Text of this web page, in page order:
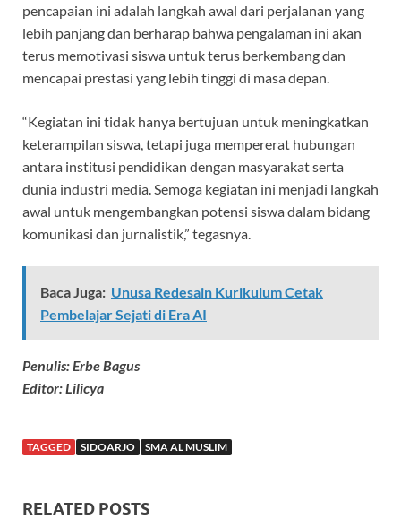
pencapaian ini adalah langkah awal dari perjalanan yang
lebih panjang dan berharap bahwa pengalaman ini akan
terus memotivasi siswa untuk terus berkembang dan
mencapai prestasi yang lebih tinggi di masa depan.
“Kegiatan ini tidak hanya bertujuan untuk meningkatkan
keterampilan siswa, tetapi juga mempererat hubungan
antara institusi pendidikan dengan masyarakat serta
dunia industri media. Semoga kegiatan ini menjadi langkah
awal untuk mengembangkan potensi siswa dalam bidang
komunikasi dan jurnalistik,” tegasnya.
Baca Juga: Unusa Redesain Kurikulum Cetak
Pembelajar Sejati di Era AI
Penulis: Erbe Bagus
Editor: Lilicya
TAGGED SIDOARJO SMA AL MUSLIM
RELATED POSTS